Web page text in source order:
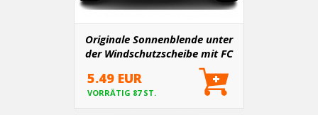
Originale Sonnenblende unter
der Windschutzscheibe mit FC
BARCELONA-Logo 145x80 cm
5.49 EUR
VORRÄTIG 87 ST.